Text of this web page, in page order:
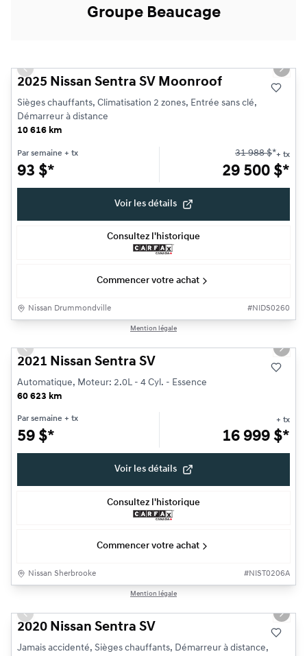
Groupe Beaucage
Previous slide Next
2025 Nissan Sentra SV Moonroof
Sièges chauffants, Climatisation 2 zones, Entrée sans clé,
Démarreur à distance
10 616 km
Par semaine + tx
93 $*
31 988$*+ tx
29 500 $*
Voir les détails
Consultez l'historique
Commencer votre achat
Nissan Drummondville #NIDS0260
Mention légale
Previous slide Next
2021 Nissan Sentra SV
Automatique, Moteur: 2.0L - 4 Cyl. - Essence
60 623 km
Par semaine + tx
59 $*
+ tx
16 999 $*
Voir les détails
Consultez l'historique
Commencer votre achat
Nissan Sherbrooke #NIST0206A
Mention légale
Previous slide Next
2020 Nissan Sentra SV
Jamais accidenté, Sièges chauffants, Démarreur à distance,